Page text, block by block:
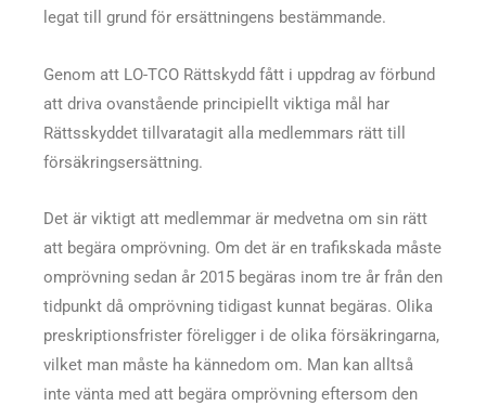
legat till grund för ersättningens bestämmande.
Genom att LO-TCO Rättskydd fått i uppdrag av förbund
att driva ovanstående principiellt viktiga mål har
Rättsskyddet tillvaratagit alla medlemmars rätt till
försäkringsersättning.
Det är viktigt att medlemmar är medvetna om sin rätt
att begära omprövning. Om det är en trafikskada måste
omprövning sedan år 2015 begäras inom tre år från den
tidpunkt då omprövning tidigast kunnat begäras. Olika
preskriptionsfrister föreligger i de olika försäkringarna,
vilket man måste ha kännedom om. Man kan alltså
inte vänta med att begära omprövning eftersom den